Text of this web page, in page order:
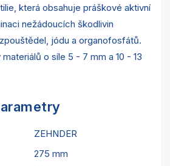
která obsahuje práškové aktivní
nežádoucích škodlivin
jódu a organofosfátů.
o síle 5 - 7 mm a 10 - 13
ZEHNDER
275 mm